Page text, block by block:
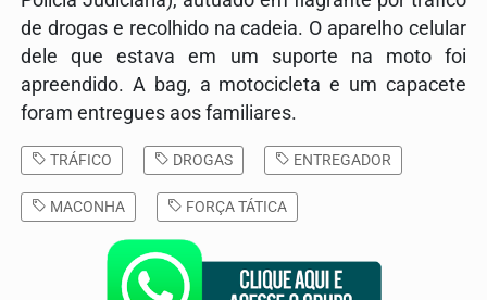
de drogas e recolhido na cadeia. O aparelho celular
dele que estava em um suporte na moto foi
apreendido. A bag, a motocicleta e um capacete
foram entregues aos familiares.
TRÁFICO DROGAS ENTREGADOR
MACONHA FORÇA TÁTICA